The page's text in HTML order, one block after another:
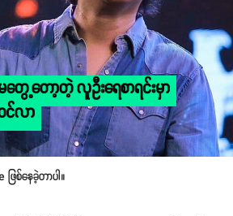
မတွေ့တော့တဲ့ လူဦးရေစာရင်းမှာ
င်လာ
စ်နေခဲ့တာပါ။